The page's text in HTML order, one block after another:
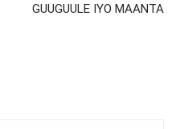
GUUGUULE IYO MAANTA